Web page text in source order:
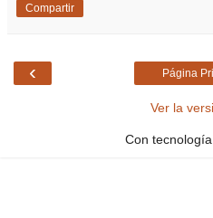
Compartir
‹ Página
Ver la
Con